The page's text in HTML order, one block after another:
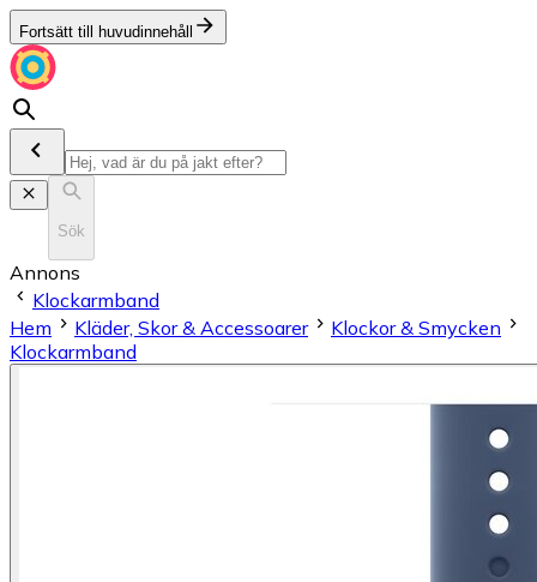
Fortsätt till huvudinnehåll
Sök
Annons
Klockarmband
Hem
Kläder, Skor & Accessoarer
Klockor & Smycken
Klockarmband